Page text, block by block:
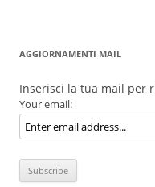
AGGIORNAMENTI MAIL
Inserisci la tua mail per
Your email: